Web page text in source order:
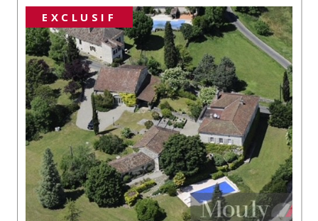
EXCLUSIF